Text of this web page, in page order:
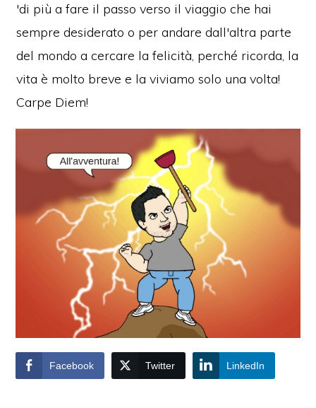
'di più a fare il passo verso il viaggio che hai
sempre desiderato o per andare dall'altra parte
del mondo a cercare la felicità, perché ricorda, la
vita è molto breve e la viviamo solo una volta!
Carpe Diem!
Facebook Twitter LinkedIn